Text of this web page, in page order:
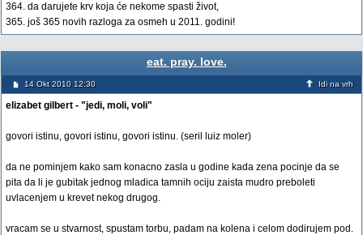
364. da darujete krv koja će nekome spasti život,
365. još 365 novih razloga za osmeh u 2011. godini!
eat. pray. love.
14 Okt 2010 12:30 Idi na vrh
elizabet gilbert - "jedi, moli, voli"
govori istinu, govori istinu, govori istinu. (seril luiz moler)
da ne pominjem kako sam konacno zasla u godine kada zena pocinje da se
pita da li je gubitak jednog mladica tamnih ociju zaista mudro preboleti
uvlacenjem u krevet nekog drugog.
vracam se u stvarnost, spustam torbu, padam na kolena i celom dodirujem pod.